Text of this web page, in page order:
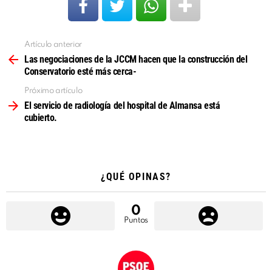
más
Artículo anterior
Las negociaciones de la JCCM hacen que la construcción del
Conservatorio esté más cerca-
Próximo artículo
El servicio de radiología del hospital de Almansa está
cubierto.
¿QUÉ OPINAS?
0
Puntos